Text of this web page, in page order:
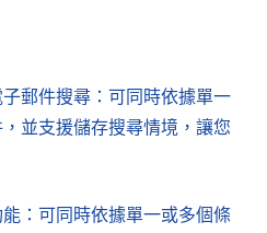
郵件搜尋：可同時依據單一
並支援儲存搜尋情境，讓您
：可同時依據單一或多個條